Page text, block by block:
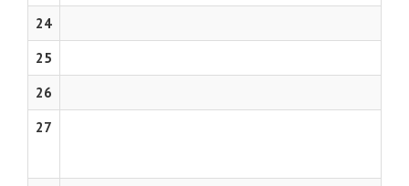
24
25
26
27